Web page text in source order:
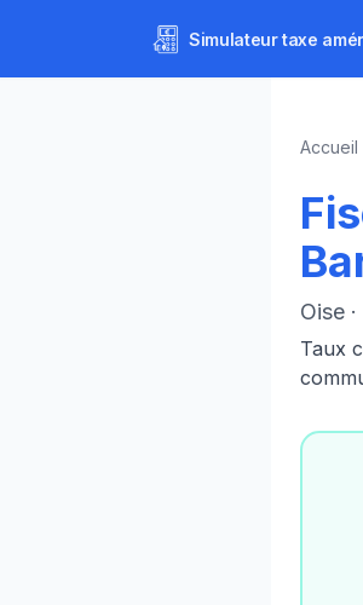
Simulateurtaxe
Accueil
Oise
Taux